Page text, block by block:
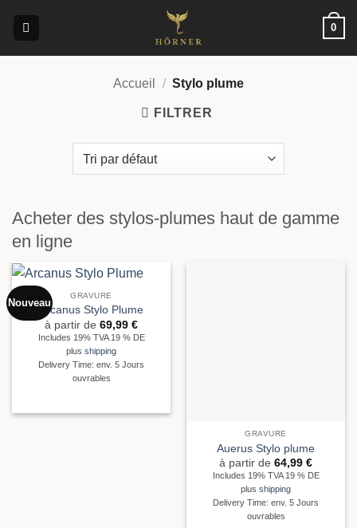
0
Accueil / Stylo plume
FILTRER
Acheter des stylos-plumes haut de gamme
en ligne
Nouveau
GRAVURE
Arcanus Stylo Plume
à partir de 69,99 €
Includes 19% TVA 19 % DE
plus shipping
Delivery Time: env. 5 Jours
ouvrables
GRAVURE
Auerus Stylo plume
à partir de 64,99 €
Includes 19% TVA 19 % DE
plus shipping
Delivery Time: env. 5 Jours
ouvrables